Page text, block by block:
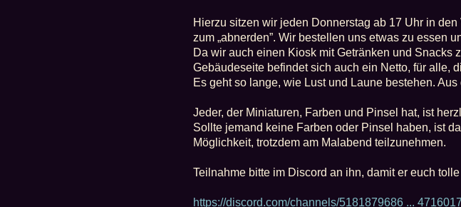
Hierzu sitzen wir jeden Donnerstag ab 17 Uhr in
zum „abnerden”. Wir bestellen uns etwas zu essen
Da wir auch einen Kiosk mit Getränken und Snacks
Gebäudeseite befindet sich auch ein Netto, für alle,
Es geht so lange, wie Lust und Laune bestehen.
Jeder, der Miniaturen, Farben und Pinsel hat, ist
Sollte jemand keine Farben oder Pinsel haben, ist
Möglichkeit, trotzdem am Malabend teilzunehmen.
Teilnahme bitte im Discord an ihn, damit er euch
https://discord.com/channels/5181879686 ...